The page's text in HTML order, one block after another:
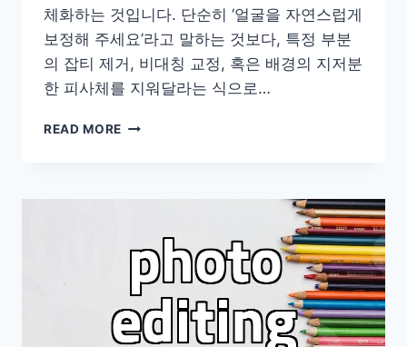
체화하는 것입니다. 단순히 ‘얼굴을 자연스럽게
보정해 주세요’라고 말하는 것보다, 특정 부분
의 잡티 제거, 비대칭 교정, 혹은 배경의 지저분
한 피사체를 지워달라는 식으로…
READ MORE
미
리
알